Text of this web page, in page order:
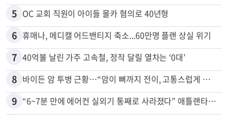
5 OC 교회 직원이 아이들 몰카 혐의로 40년형
6 휴매나, 메디캘 어드밴티지 축소...60만명 플랜 상실 위기
7 40억불 날린 가주 고속철, 정작 달릴 열차는 ‘0대’
8 바이든 암 투병 근황…“암이 뼈까지 전이, 고통스럽게 투병 중”
9 “6~7분 만에 에어컨 실외기 통째로 사라졌다” 애틀랜타서 실외기 도난 급증